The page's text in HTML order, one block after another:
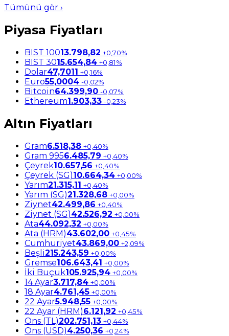
Tümünü gör ›
Piyasa Fiyatları
BIST 10013.798,82 +0,70%
BIST 3015.654,84 +0,81%
Dolar47,7011 +0,16%
Euro55,0004 -0,02%
Bitcoin64.399,90 -0,07%
Ethereum1.903,33 -0,23%
Altın Fiyatları
Gram6.518,38 +0,40%
Gram 9956.485,79 +0,40%
Çeyrek10.657,56 +0,40%
Çeyrek (SG)10.664,34 +0,00%
Yarım21.315,11 +0,40%
Yarım (SG)21.328,68 +0,00%
Ziynet42.499,86 +0,40%
Ziynet (SG)42.526,92 +0,00%
Ata44.092,32 +0,00%
Ata (HRM)43.602,00 +0,45%
Cumhuriyet43.869,00 +2,09%
Beşli215.243,59 +0,00%
Gremse106.643,41 +0,00%
İki Buçuk105.925,94 +0,00%
14 Ayar3.717,84 +0,00%
18 Ayar4.761,45 +0,00%
22 Ayar5.948,55 +0,00%
22 Ayar (HRM)6.121,92 +0,45%
Ons (TL)202.751,13 +0,44%
Ons (USD)4.250,36 +0,24%